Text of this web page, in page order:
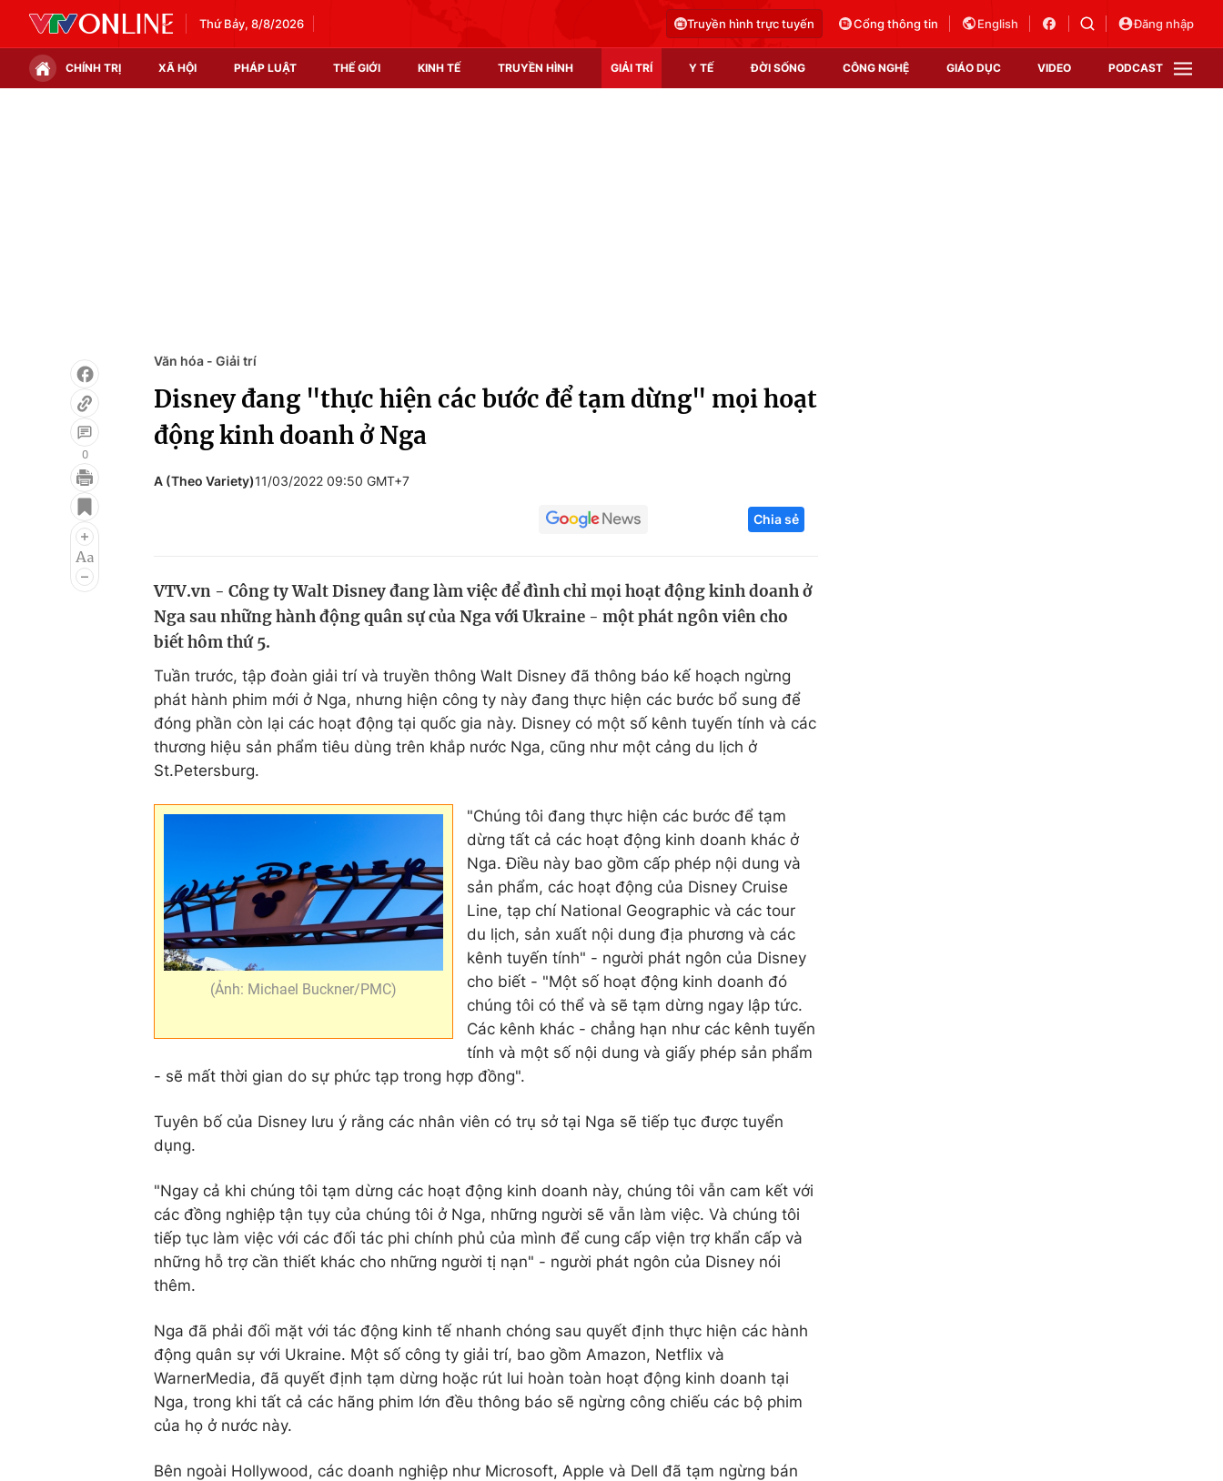
Thứ Bảy, 8/8/2026 Truyền hình trực tuyến Cổng thông tin English Đăng nhập
CHÍNH TRỊ XÃ HỘI PHÁP LUẬT THẾ GIỚI KINH TẾ TRUYỀN HÌNH GIẢI TRÍ Y TẾ ĐỜI SỐNG CÔNG NGHỆ GIÁO DỤC VIDEO PODCAST
Infographic
Điện ảnh
Âm nhạc
Chất lượng cuộc sống
Tuyển sinh
Hitech Công nghệ tương lai
Thị trường
0
Văn hóa - Giải trí
Disney đang "thực hiện các bước để tạm dừng" mọi hoạt
động kinh doanh ở Nga
A (Theo Variety)11/03/2022 09:50 GMT+7
Chia sẻ
VTV.vn - Công ty Walt Disney đang làm việc để đình chỉ mọi hoạt động kinh doanh ở
Nga sau những hành động quân sự của Nga với Ukraine - một phát ngôn viên cho
biết hôm thứ 5.
Tuần trước, tập đoàn giải trí và truyền thông Walt Disney đã thông báo kế hoạch ngừng
phát hành phim mới ở Nga, nhưng hiện công ty này đang thực hiện các bước bổ sung để
đóng phần còn lại các hoạt động tại quốc gia này. Disney có một số kênh tuyến tính và các
thương hiệu sản phẩm tiêu dùng trên khắp nước Nga, cũng như một cảng du lịch ở
St.Petersburg.
(Ảnh: Michael Buckner/PMC)
"Chúng tôi đang thực hiện các bước để tạm
dừng tất cả các hoạt động kinh doanh khác ở
Nga. Điều này bao gồm cấp phép nội dung và
sản phẩm, các hoạt động của Disney Cruise
Line, tạp chí National Geographic và các tour
du lịch, sản xuất nội dung địa phương và các
kênh tuyến tính" - người phát ngôn của Disney
cho biết - "Một số hoạt động kinh doanh đó
chúng tôi có thể và sẽ tạm dừng ngay lập tức.
Các kênh khác - chẳng hạn như các kênh tuyến
tính và một số nội dung và giấy phép sản phẩm
- sẽ mất thời gian do sự phức tạp trong hợp đồng".
Tuyên bố của Disney lưu ý rằng các nhân viên có trụ sở tại Nga sẽ tiếp tục được tuyển
dụng.
"Ngay cả khi chúng tôi tạm dừng các hoạt động kinh doanh này, chúng tôi vẫn cam kết với
các đồng nghiệp tận tụy của chúng tôi ở Nga, những người sẽ vẫn làm việc. Và chúng tôi
tiếp tục làm việc với các đối tác phi chính phủ của mình để cung cấp viện trợ khẩn cấp và
những hỗ trợ cần thiết khác cho những người tị nạn" - người phát ngôn của Disney nói
thêm.
Nga đã phải đối mặt với tác động kinh tế nhanh chóng sau quyết định thực hiện các hành
động quân sự với Ukraine. Một số công ty giải trí, bao gồm Amazon, Netflix và
WarnerMedia, đã quyết định tạm dừng hoặc rút lui hoàn toàn hoạt động kinh doanh tại
Nga, trong khi tất cả các hãng phim lớn đều thông báo sẽ ngừng công chiếu các bộ phim
của họ ở nước này.
Bên ngoài Hollywood, các doanh nghiệp như Microsoft, Apple và Dell đã tạm ngừng bán